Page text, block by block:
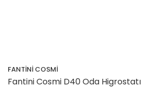
FANTİNİ COSMİ
Fantini Cosmi D40 Oda Higrostatı